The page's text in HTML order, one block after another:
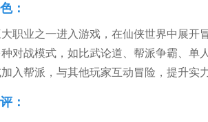
：
职业之一进入游戏，在仙侠世界中展开
对战模式，如比武论道、帮派争霸、单
入帮派，与其他玩家互动冒险，提升实
：